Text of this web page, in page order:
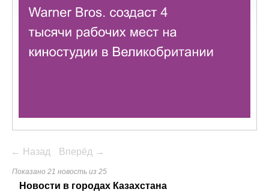
← Назад Вперёд →
Показано 21 новость из 25
Новости в городах Казахстана